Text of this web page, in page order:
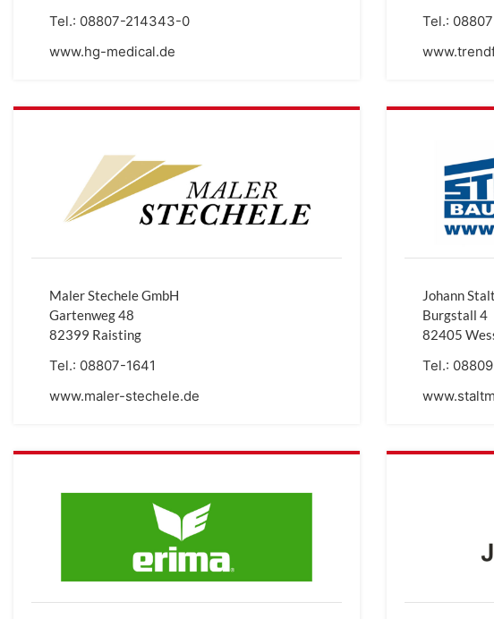
Tel.: 08807-214343-0
www.hg-medical.de
Tel.:
Maler Stechele GmbH
Gartenweg 48
82399 Raisting
Tel.: 08807-1641
www.maler-stechele.de
Johann
Burgstall 4
82405
Tel.: